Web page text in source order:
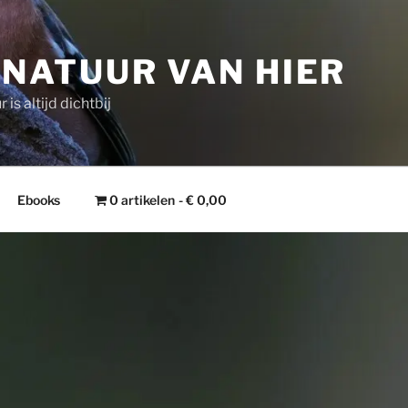
VAN HIER
is altijd dichtbij
Ebooks 0 artikelen € 0,00